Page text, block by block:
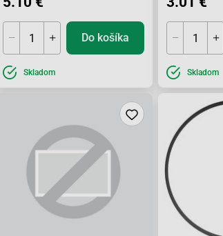
Do košíka
Skladom Skladom